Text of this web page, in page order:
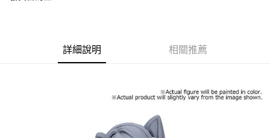
預購-7-11取貨付款(舊)
每筆NT$90，滿NT$3,000(含以上)免運費
詳細說明 相關推薦